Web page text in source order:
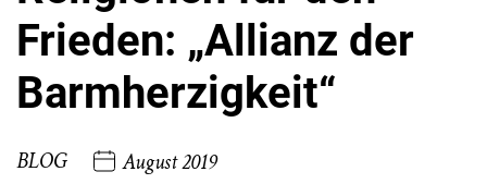
Frieden: „Allianz der
Barmherzigkeit“
BLOG August 2019